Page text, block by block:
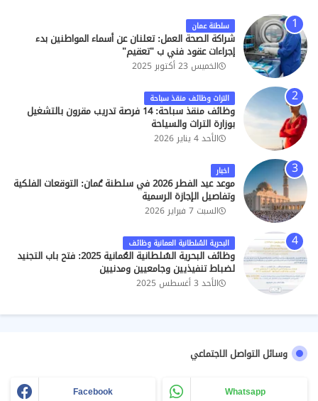
سلطنة عمان
شراكة الصحة العمل: تعلنان عن أسماء المواطنين بدء
إجراءات عقود فني ب "تعقيم"
الخميس 23 أكتوبر 2025
التراث وظائف منقذ سباحة
وظائف منقذ سباحة: 14 فرصة تدريب مقرون بالتشغيل
بوزارة التراث والسياحة
الأحد 4 يناير 2026
اخبار
موعد عيد الفطر 2026 في سلطنة عُمان: التوقعات الفلكية
وتفاصيل الإجازة الرسمية
السبت 7 فبراير 2026
البحرية السُلطانية العمانية وظائف
وظائف البحرية السُلطانية العُمانية 2025: فتح باب التجنيد
لضباط تنفيذيين وجامعيين ومدنيين
الأحد 3 أغسطس 2025
وسائل التواصل الاجتماعي
Facebook Whatsapp